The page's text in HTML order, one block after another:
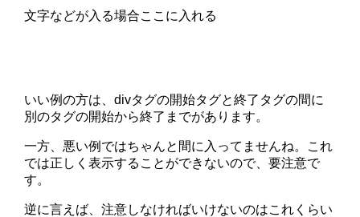
文字などが入る場合ここに入れる
いい例の方は、divタグの開始タグと終了タグの間に
別のタグの開始から終了までがあります。
一方、悪い例ではちゃんと間に入ってませんね。これ
では正しく表示することができないので、要注意で
す。
逆に言えば、注意しなければいけないのはこれくらい